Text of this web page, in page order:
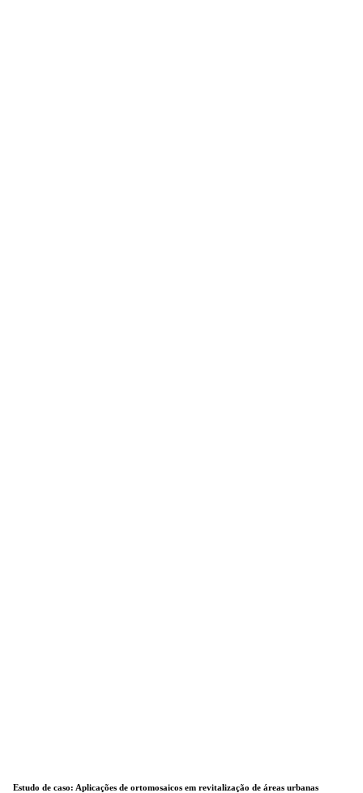
Estudo de caso: Aplicações de ortomosaicos em revitalização de áreas urbanas